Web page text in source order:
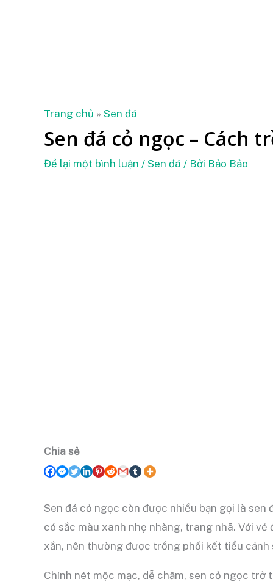
dung
Trang chủ » Sen đá
Sen đá cỏ ngọc – Cách
Để lại một bình luận / Sen đá / Bởi Bảo Bảo
Chia sẻ
Sen đá cỏ ngọc còn được nhiều bạn gọi là
có sắc màu xanh nhẹ nhàng, trang nhã. Với
xắn, nên thường được trồng phối kết tiểu cảnh
Chính nét mộc mạc, dễ chăm, sen cỏ ngọc